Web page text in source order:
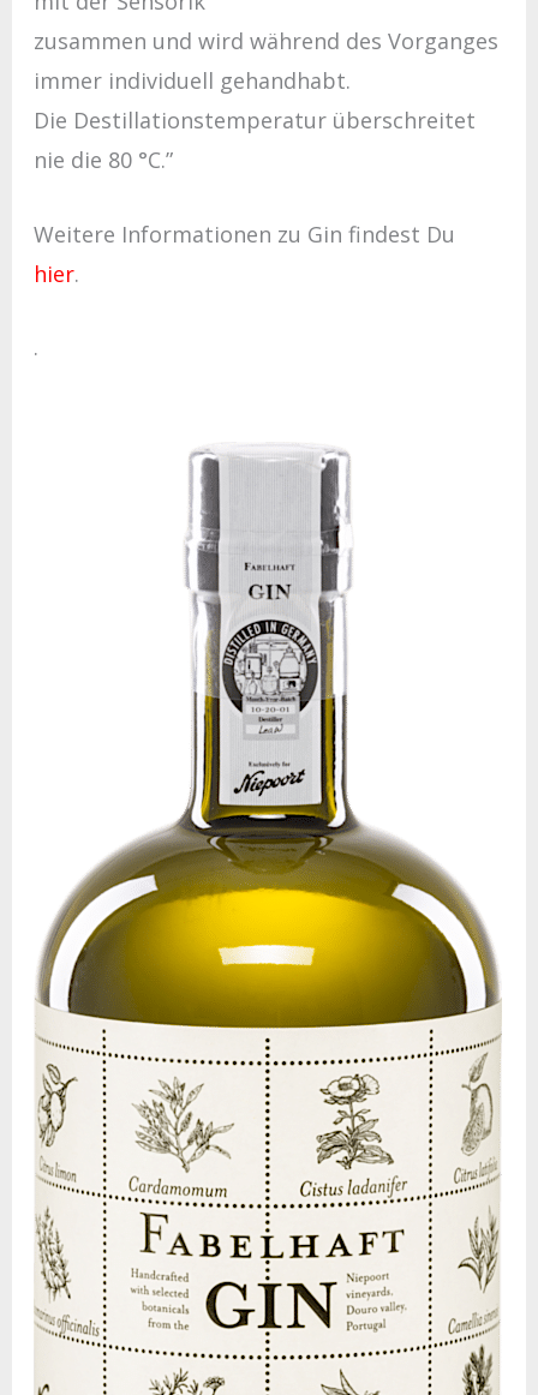
zusammen und wird während des Vorganges
immer individuell gehandhabt.
Die Destillationstemperatur überschreitet
nie die 80 °C.”
Weitere Informationen zu Gin findest Du
hier.
.